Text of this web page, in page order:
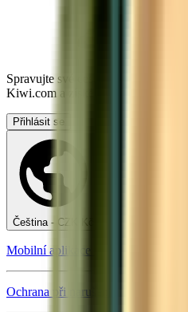
Spravujte své cesty, nastavte si
Kiwi.com a získejte nápovědu na
Přihlásit se
Čeština - CZK Kč
Mobilní aplikace Kiwi.com
Ochrana při narušení cesty